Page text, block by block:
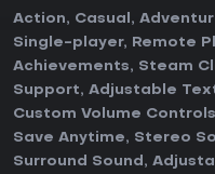
Action, Casual ,
Single-player, Remote
Achievements, Steam
Support, Adjustable
Custom Volume Controls
Save Anytime, Stereo
Surround Sound ,